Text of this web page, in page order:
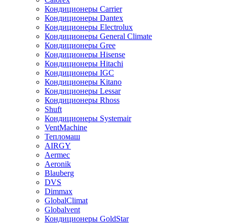
Кондиционеры Carrier
Кондиционеры Dantex
Кондиционеры Electrolux
Кондиционеры General Climate
Кондиционеры Gree
Кондиционеры Hisense
Кондиционеры Hitachi
Кондиционеры IGC
Кондиционеры Kitano
Кондиционеры Lessar
Кондиционеры Rhoss
Shuft
Кондиционеры Systemair
VentMachine
Тепломаш
AIRGY
Aermec
Aeronik
Blauberg
DVS
Dimmax
GlobalClimat
Globalvent
Кондиционеры GoldStar